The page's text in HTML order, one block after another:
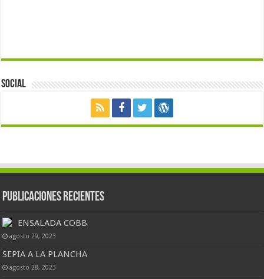
Social
Publicaciones Recientes
ENSALADA COBB
agosto 29, 2023
SEPIA A LA PLANCHA
agosto 28, 2023